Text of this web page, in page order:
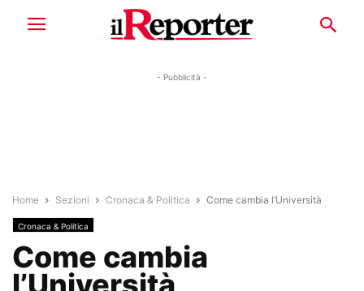
- Pubblicità -
Home Sezioni Cronaca & Politica Come cambia l’Università
Cronaca & Politica
Come cambia